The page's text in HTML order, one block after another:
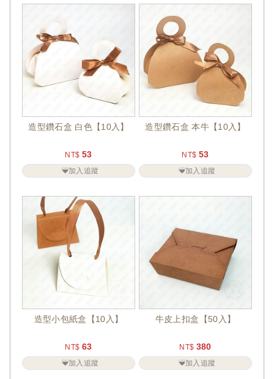
造型鑽石盒 白色【10入】
NT$ 53
加入追蹤
造型鑽石盒 本牛【10入】
NT$ 53
加入追蹤
造型小包紙盒【10入】
NT$ 63
加入追蹤
牛皮上扣盒【50入】
NT$ 380
加入追蹤